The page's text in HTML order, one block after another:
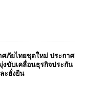
ภัยไทยชุดใหม่ ประกาศ
ขับเคลื่อนธุรกิจประกัน
ะยั่งยืน